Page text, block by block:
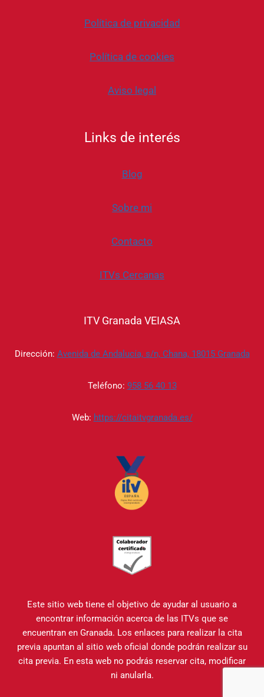
Política de privacidad
Política de cookies
Aviso legal
Links de interés
Blog
Sobre mi
Contacto
ITVs Cercanas
ITV Granada VEIASA
Dirección: Avenida de Andalucía, s/n, Chana, 18015 Granada
Teléfono: 958 56 40 13
Web: https://citaitvgranada.es/
Este sitio web tiene el objetivo de ayudar al usuario a
encontrar información acerca de las ITVs que se
encuentran en Granada. Los enlaces para realizar la cita
previa apuntan al sitio web oficial donde podrán realizar su
cita previa. En esta web no podrás reservar cita, modificar
ni anularla.